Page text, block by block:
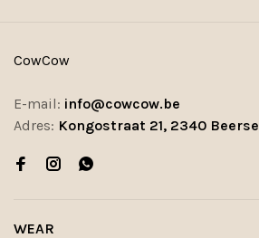
CowCow
E-mail: info@cowcow.be
Adres: Kongostraat 21, 2340 Beerse
WEAR